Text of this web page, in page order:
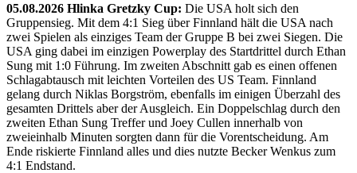
05.08.2026 Hlinka Gretzky Cup: Die USA holt sich den
Gruppensieg. Mit dem 4:1 Sieg über Finnland hält die USA nach
zwei Spielen als einziges Team der Gruppe B bei zwei Siegen. Die
USA ging dabei im einzigen Powerplay des Startdrittel durch Ethan
Sung mit 1:0 Führung. Im zweiten Abschnitt gab es einen offenen
Schlagabtausch mit leichten Vorteilen des US Team. Finnland
gelang durch Niklas Borgström, ebenfalls im einigen Überzahl des
gesamten Drittels aber der Ausgleich. Ein Doppelschlag durch den
zweiten Ethan Sung Treffer und Joey Cullen innerhalb von
zweieinhalb Minuten sorgten dann für die Vorentscheidung. Am
Ende riskierte Finnland alles und dies nutzte Becker Wenkus zum
4:1 Endstand.